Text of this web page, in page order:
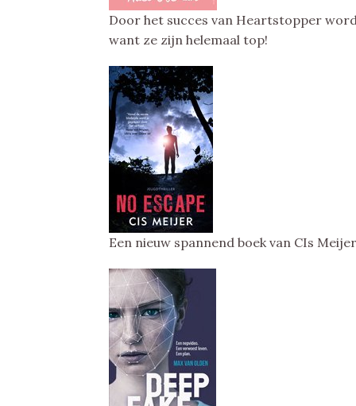
Door het succes van Heartstopper
want ze zijn helemaal top!
Een nieuw spannend boek van CIs Meijer